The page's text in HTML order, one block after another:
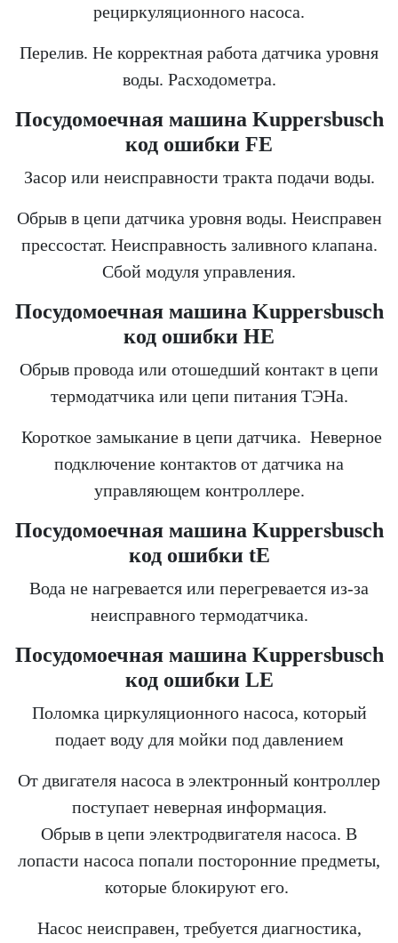
рециркуляционного насоса.
Перелив. Не корректная работа датчика уровня
воды. Расходометра.
Посудомоечная машина Kuppersbusch
код ошибки FE
Засор или неисправности тракта подачи воды.
Обрыв в цепи датчика уровня воды. Неисправен
прессостат. Неисправность заливного клапана.
Сбой модуля управления.
Посудомоечная машина Kuppersbusch
код ошибки HE
Обрыв провода или отошедший контакт в цепи
термодатчика или цепи питания ТЭНа.
Короткое замыкание в цепи датчика. Неверное
подключение контактов от датчика на
управляющем контроллере.
Посудомоечная машина Kuppersbusch
код ошибки tE
Вода не нагревается или перегревается из-за
неисправного термодатчика.
Посудомоечная машина Kuppersbusch
код ошибки LE
Поломка циркуляционного насоса, который
подает воду для мойки под давлением
От двигателя насоса в электронный контроллер
поступает неверная информация.
Обрыв в цепи электродвигателя насоса. В
лопасти насоса попали посторонние предметы,
которые блокируют его.
Насос неисправен, требуется диагностика,